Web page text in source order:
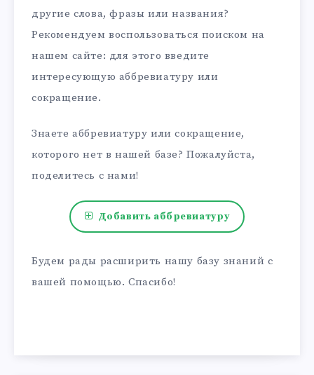
другие слова, фразы или названия?
Рекомендуем воспользоваться поиском на
нашем сайте: для этого введите
интересующую аббревиатуру или
сокращение.
Знаете аббревиатуру или сокращение,
которого нет в нашей базе? Пожалуйста,
поделитесь с нами!
Добавить аббревиатуру
Будем рады расширить нашу базу знаний с
вашей помощью. Спасибо!